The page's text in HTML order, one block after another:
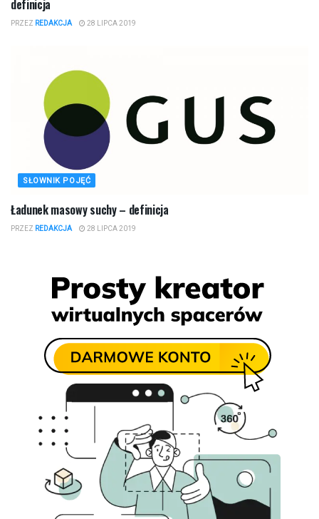
definicja
PRZEZ REDAKCJA 28 LIPCA 2019
SŁOWNIK POJĘĆ
Ładunek masowy suchy – definicja
PRZEZ REDAKCJA 28 LIPCA 2019